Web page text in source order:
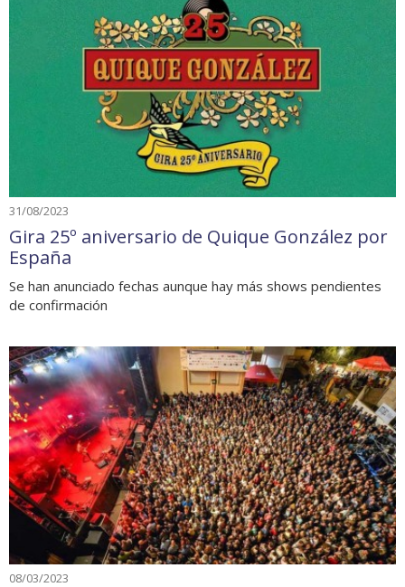
31/08/2023
Gira 25º aniversario de Quique González por
España
Se han anunciado fechas aunque hay más shows pendientes
de confirmación
08/03/2023